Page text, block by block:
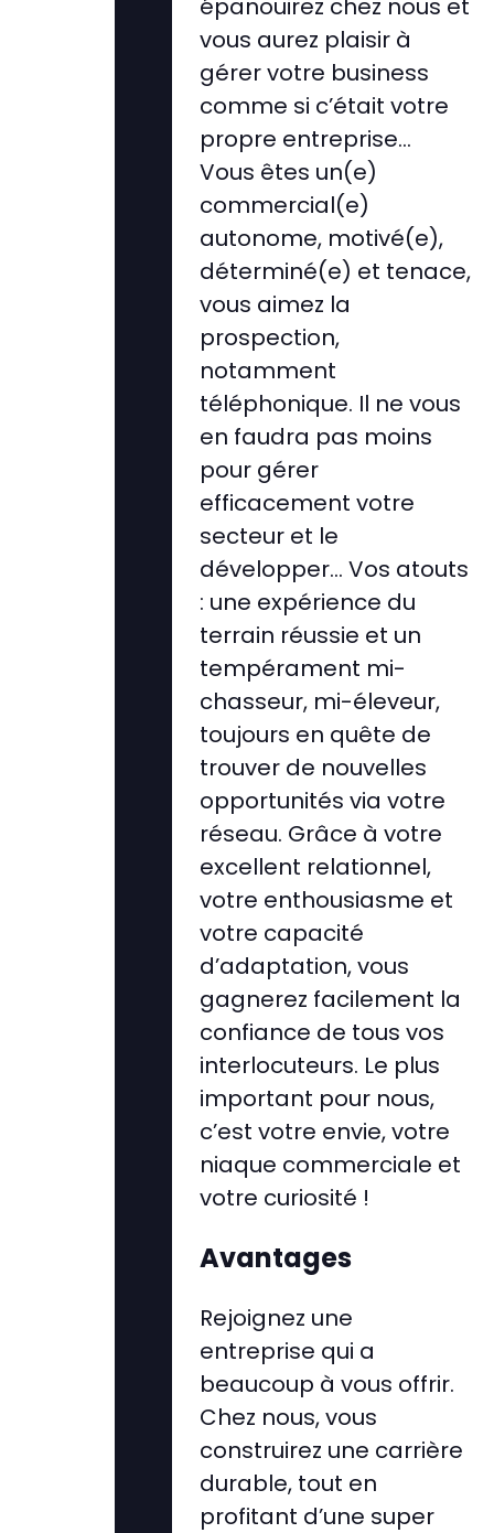
épanouirez chez nous et
vous aurez plaisir à
gérer votre business
comme si c’était votre
propre entreprise…
Vous êtes un(e)
commercial(e)
autonome, motivé(e),
déterminé(e) et tenace,
vous aimez la
prospection,
notamment
téléphonique. Il ne vous
en faudra pas moins
pour gérer
efficacement votre
secteur et le
développer… Vos atouts
: une expérience du
terrain réussie et un
tempérament mi-
chasseur, mi-éleveur,
toujours en quête de
trouver de nouvelles
opportunités via votre
réseau. Grâce à votre
excellent relationnel,
votre enthousiasme et
votre capacité
d’adaptation, vous
gagnerez facilement la
confiance de tous vos
interlocuteurs. Le plus
important pour nous,
c’est votre envie, votre
niaque commerciale et
votre curiosité !
Avantages
Rejoignez une
entreprise qui a
beaucoup à vous offrir.
Chez nous, vous
construirez une carrière
durable, tout en
profitant d’une super